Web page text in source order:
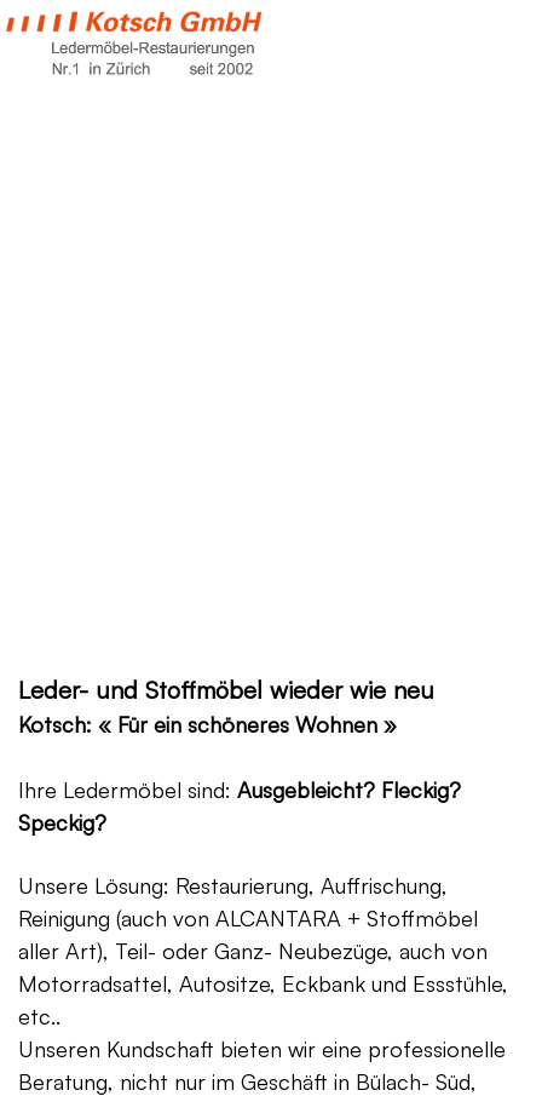
Leder- und Stoffmöbel wieder wie neu
Kotsch: « Für ein schöneres Wohnen »
Ihre Ledermöbel sind: Ausgebleicht? Fleckig?
Speckig?
Unsere Lösung: Restaurierung, Auffrischung,
Reinigung (auch von ALCANTARA + Stoffmöbel
aller Art), Teil- oder Ganz- Neubezüge, auch von
Motorradsattel, Autositze, Eckbank und Essstühle,
etc..
Unseren Kundschaft bieten wir eine professionelle
Beratung, nicht nur im Geschäft in Bülach- Süd,